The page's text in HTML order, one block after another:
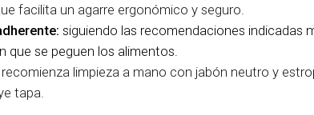
facilita un agarre ergonómico y seguro.
siguiendo las recomendaciones indicadas
que se peguen los alimentos.
limpieza a mano con jabón neutro y
tapa.